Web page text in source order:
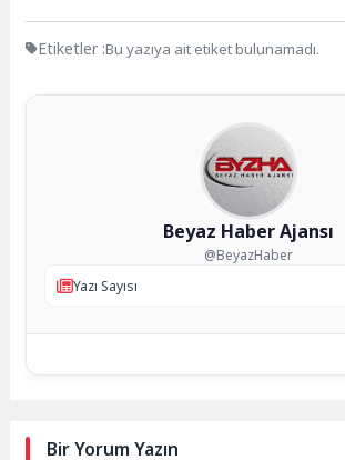
Etiketler :Bu yazıya ait etiket bulunamadı.
Beyaz Haber Ajansı
@BeyazHaber
Yazı Sayısı
Bir Yorum Yazın